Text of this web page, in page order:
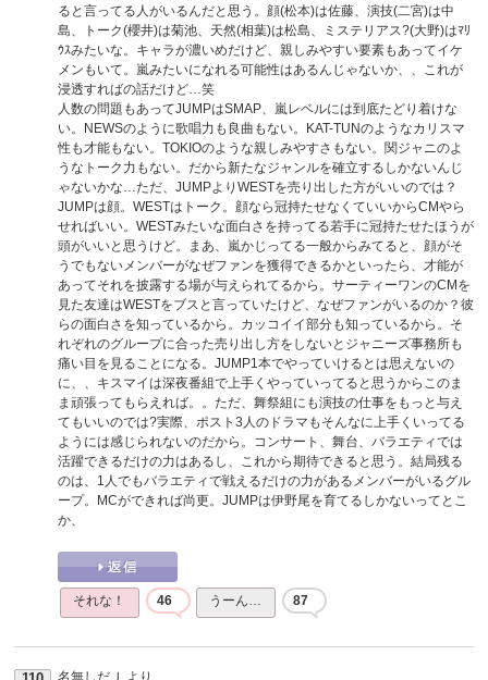
ると言ってる人がいるんだと思う。顔(松本)は佐藤、演技(二宮)は中
島、トーク(櫻井)は菊池、天然(相葉)は松島、ミステリアス?(大野)はﾏﾘ
ｳｽみたいな。キャラが濃いめだけど、親しみやすい要素もあってイケ
メンもいて。嵐みたいになれる可能性はあるんじゃないか、、これが
浸透すればの話だけど…笑
人数の問題もあってJUMPはSMAP、嵐レベルには到底たどり着けな
い。NEWSのように歌唱力も良曲もない。KAT-TUNのようなカリスマ
性も才能もない。TOKIOのような親しみやすさもない。関ジャニのよ
うなトーク力もない。だから新たなジャンルを確立するしかないんじ
ゃないかな…ただ、JUMPよりWESTを売り出した方がいいのでは？
JUMPは顔。WESTはトーク。顔なら冠持たせなくていいからCMやら
せればいい。WESTみたいな面白さを持ってる若手に冠持たせたほうが
頭がいいと思うけど。まあ、嵐かじってる一般からみてると、顔がそ
うでもないメンバーがなぜファンを獲得できるかといったら、才能が
あってそれを披露する場が与えられてるから。サーティーワンのCMを
見た友達はWESTをブスと言っていたけど、なぜファンがいるのか？彼
らの面白さを知っているから。カッコイイ部分も知っているから。そ
れぞれのグループに合った売り出し方をしないとジャニーズ事務所も
痛い目を見ることになる。JUMP1本でやっていけるとは思えないの
に、、キスマイは深夜番組で上手くやっていってると思うからこのま
ま頑張ってもらえれば。。ただ、舞祭組にも演技の仕事をもっと与え
てもいいのでは?実際、ポスト3人のドラマもそんなに上手くいってる
ようには感じられないのだから。コンサート、舞台、バラエティでは
活躍できるだけの力はあるし、これから期待できると思う。結局残る
のは、1人でもバラエティで戦えるだけの力があるメンバーがいるグル
ープ。MCができれば尚更。JUMPは伊野尾を育てるしかないってとこ
か、
それな！ 46 うーん… 87
名無しだＪ より